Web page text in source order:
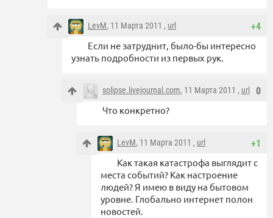
+4
LevM, 11 Марта 2011 , url
Если не затруднит, было-бы интересно
узнать подробности из первых рук.
0
solipse.livejournal.com, 11 Марта 2011 , url
Что конкретно?
+1
LevM, 11 Марта 2011 , url
Как такая катастрофа выглядит с
места событий? Как настроение
людей? Я имею в виду на бытовом
уровне. Глобально интернет полон
новостей.